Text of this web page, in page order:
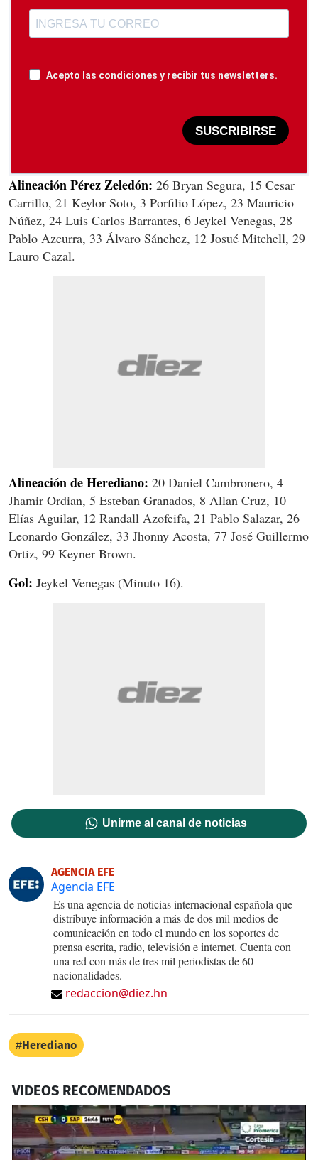
Acepto las condiciones y recibir tus newsletters.
SUSCRIBIRSE
Alineación Pérez Zeledón: 26 Bryan Segura, 15 Cesar
Carrillo, 21 Keylor Soto, 3 Porfilio López, 23 Mauricio
Núñez, 24 Luis Carlos Barrantes, 6 Jeykel Venegas, 28
Pablo Azcurra, 33 Álvaro Sánchez, 12 Josué Mitchell, 29
Lauro Cazal.
Alineación de Herediano: 20 Daniel Cambronero, 4
Jhamir Ordian, 5 Esteban Granados, 8 Allan Cruz, 10
Elías Aguilar, 12 Randall Azofeifa, 21 Pablo Salazar, 26
Leonardo González, 33 Jhonny Acosta, 77 José Guillermo
Ortiz, 99 Keyner Brown.
Gol: Jeykel Venegas (Minuto 16).
Unirme al canal de noticias
AGENCIA EFE
Agencia EFE
Es una agencia de noticias internacional española que
distribuye información a más de dos mil medios de
comunicación en todo el mundo en los soportes de
prensa escrita, radio, televisión e internet. Cuenta con
una red con más de tres mil periodistas de 60
nacionalidades.
redaccion@diez.hn
Herediano
VIDEOS RECOMENDADOS